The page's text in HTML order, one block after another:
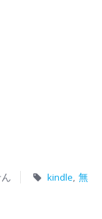
kindle, 無